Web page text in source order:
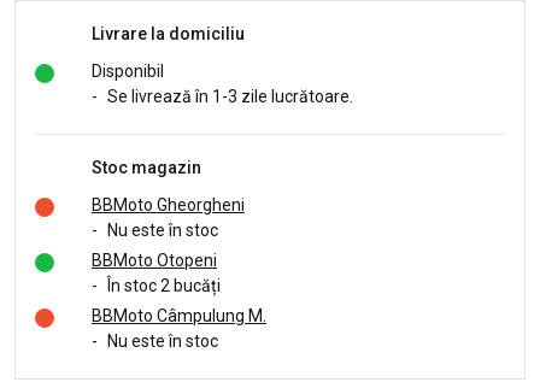
Livrare la domiciliu
Disponibil
- Se livrează în 1-3 zile lucrătoare.
Stoc magazin
BBMoto Gheorgheni
-
Nu este în stoc
BBMoto Otopeni
-
În stoc 2 bucăți
BBMoto Câmpulung M.
-
Nu este în stoc